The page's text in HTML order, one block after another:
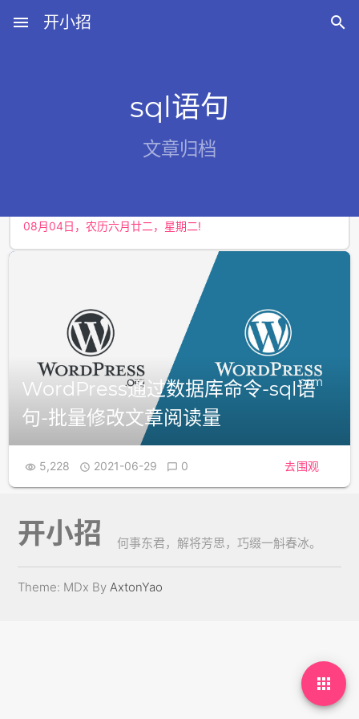
menu 开小招 
sql语句
文章归档
WordPress通过数据库命令-sql语
句-批量修改文章阅读量
 5,228  2021-06-29  0 去围观

开小招 何事东君，解将芳思，巧缀一斛春冰。
Theme: MDx ByAxtonYao
08月08日，农历六月廿六，星期六!
08月04日，农历六月廿二，星期二!